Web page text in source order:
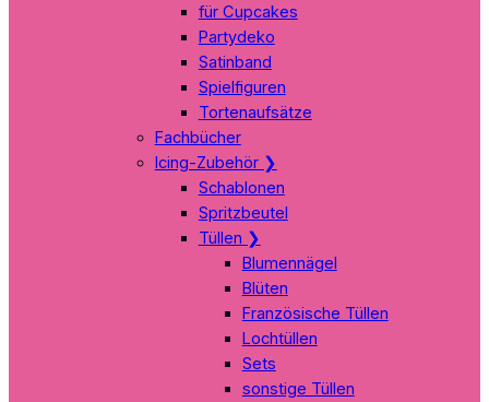
für Cupcakes
Partydeko
Satinband
Spielfiguren
Tortenaufsätze
Fachbücher
Icing-Zubehör ❯
Schablonen
Spritzbeutel
Tüllen ❯
Blumennägel
Blüten
Französische Tüllen
Lochtüllen
Sets
sonstige Tüllen